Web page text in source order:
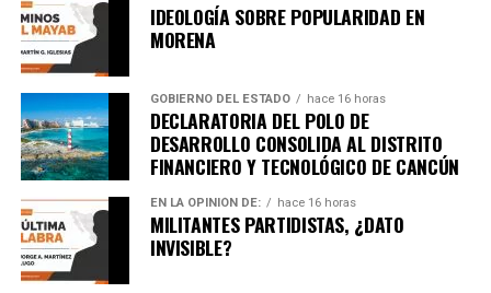
Recibe las noticias al instante
Únete al canal oficial de WhatsApp de
Quinto Podery recibe las noticias más
importantes de Quintana Roo directamente
en tu teléfono.
IDEOLOGÍA SOBRE POPULARIDAD EN
MORENA
GOBIERNO DEL ESTADO hace 16 horas
DECLARATORIA DEL POLO DE
DESARROLLO CONSOLIDA AL DISTRITO
FINANCIERO Y TECNOLÓGICO DE CANCÚN
EN LA OPINIÓN DE: hace 16 horas
MILITANTES PARTIDISTAS, ¿DATO
INVISIBLE?